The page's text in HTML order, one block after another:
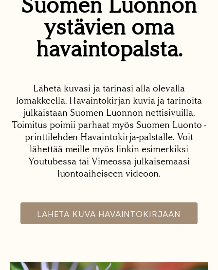
Suomen Luonnon
ystävien oma
havaintopalsta.
Lähetä kuvasi ja tarinasi alla olevalla
lomakkeella. Havaintokirjan kuvia ja tarinoita
julkaistaan Suomen Luonnon nettisivuilla.
Toimitus poimii parhaat myös Suomen Luonto -
printtilehden Havaintokirja-palstalle. Voit
lähettää meille myös linkin esimerkiksi
Youtubessa tai Vimeossa julkaisemaasi
luontoaiheiseen videoon.
LÄHETÄ KUVA HAVAINTOKIRJAAN